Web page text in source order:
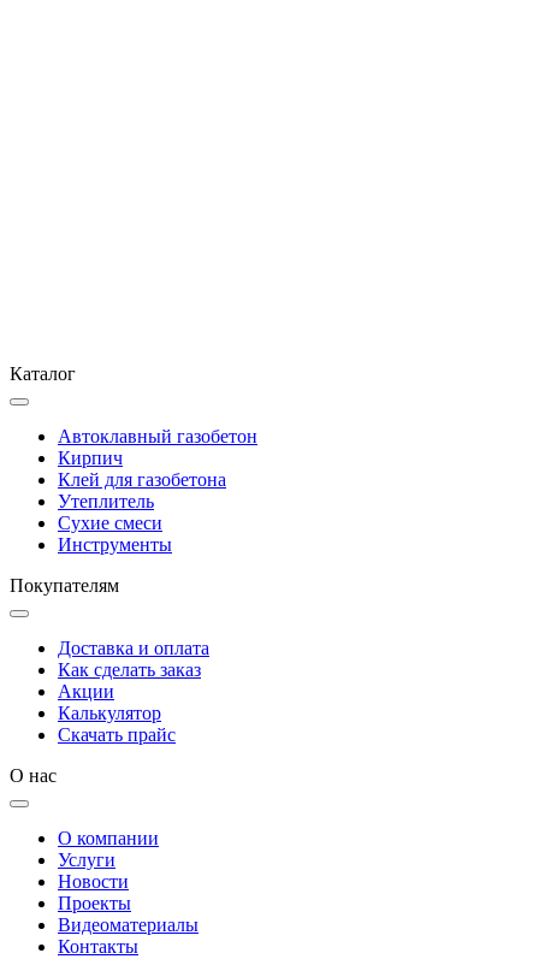
Каталог
Автоклавный газобетон
Кирпич
Клей для газобетона
Утеплитель
Сухие смеси
Инструменты
Покупателям
Доставка и оплата
Как сделать заказ
Акции
Калькулятор
Скачать прайс
О нас
О компании
Услуги
Новости
Проекты
Видеоматериалы
Контакты